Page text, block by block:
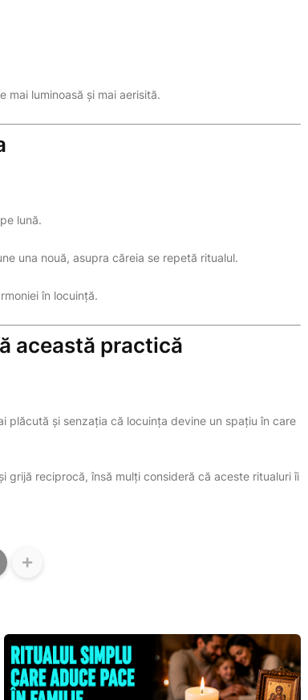
luminoasă și mai aerisită.
lună.
una nouă, asupra căreia se repetă ritualul.
în locuință.
această practică
plăcută și senzația că locuința devine un spațiu în care
grijă reciprocă, însă mulți consideră că aceste ritualuri îi